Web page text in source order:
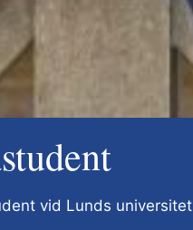
vid Lunds universitet